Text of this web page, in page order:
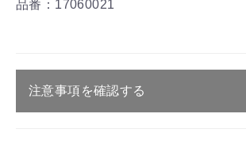
品番：17060021
注意事項を確認する